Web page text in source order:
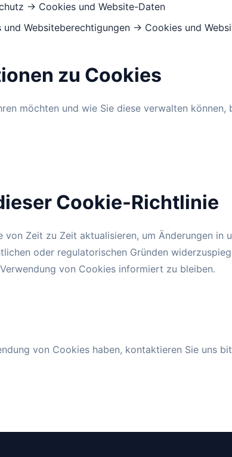
→ Cookies und Website-Daten
Websiteberechtigungen → Cookies und
zu Cookies
möchten und wie Sie diese verwalten können,
Cookie-Richtlinie
Zeit zu Zeit aktualisieren, um Änderungen in
oder regulatorischen Gründen
von Cookies informiert zu bleiben.
von Cookies haben, kontaktieren Sie uns